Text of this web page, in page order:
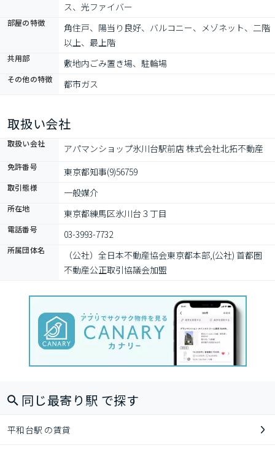
ス、光ファイバー
部屋の特徴
角住戸、陽当り良好、バルコニー、メゾネット、二階
以上、最上階
共用部 敷地内ごみ置き場、駐輪場
その他の特徴 都市ガス
取扱い会社
取扱い会社 アパマンショップ氷川台駅前店 株式会社北拓不動産
免許番号 東京都知事(9)56759
取引態様 一般媒介
所在地 東京都練馬区氷川台３丁目
電話番号 03-3993-7732
所属団体名
（公社）全日本不動産協会東京都本部,(公社) 首都圏
不動産公正取引協議会加盟
同じ最寄り駅 で探す
平和台駅 の賃貸